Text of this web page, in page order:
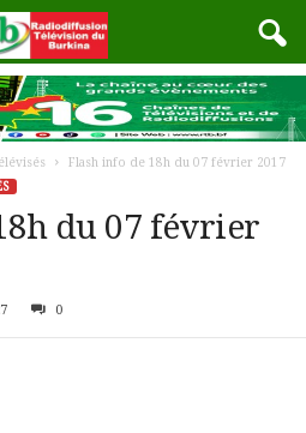
Flash info de 18h du 07 février 2017
du 07 février
0